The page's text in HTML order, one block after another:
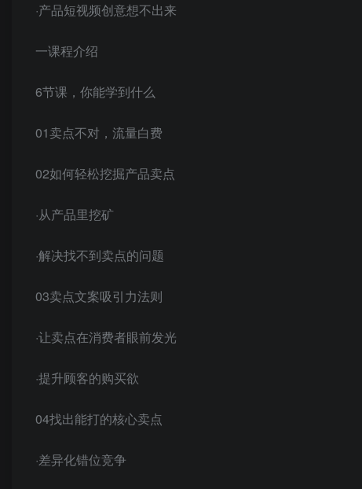
·产品短视频创意想不出来
一课程介绍
6节课，你能学到什么
01卖点不对，流量白费
02如何轻松挖掘产品卖点
·从产品里挖矿
·解决找不到卖点的问题
03卖点文案吸引力法则
·让卖点在消费者眼前发光
·提升顾客的购买欲
04找出能打的核心卖点
·差异化错位竞争